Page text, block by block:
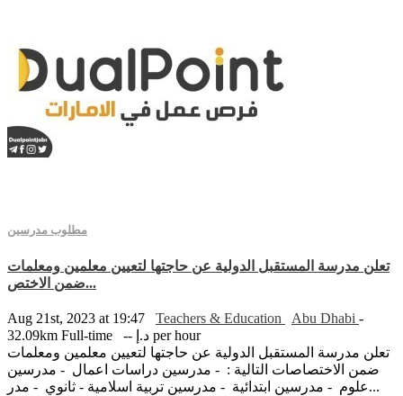
مطلوب مدرسين
تعلن مدرسة المستقبل الدولية عن حاجتها لتعيين معلمين ومعلمات
ضمن الاختص...
Aug 21st, 2023 at 19:47 Teachers & Education Abu Dhabi -
32.09km Full-time
-- د.إ per hour
تعلن مدرسة المستقبل الدولية عن حاجتها لتعيين معلمين ومعلمات
ضمن الاختصاصات التالية : - مدرسين دراسات اعمال - مدرسين
علوم - مدرسين ابتدائية - مدرسين تربية اسلامية - ثانوي - مدر...